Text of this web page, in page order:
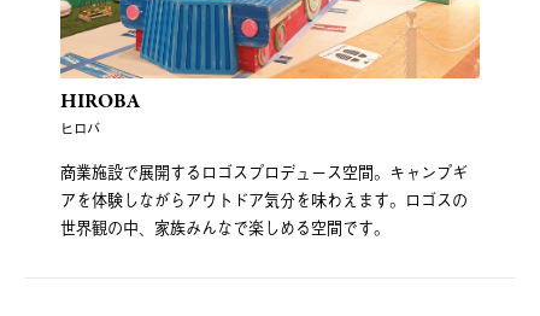
HIROBA
ヒロバ
商業施設で展開するロゴスプロデュース空間。キャンプギ
アを体験しながらアウトドア気分を味わえます。ロゴスの
世界観の中、家族みんなで楽しめる空間です。